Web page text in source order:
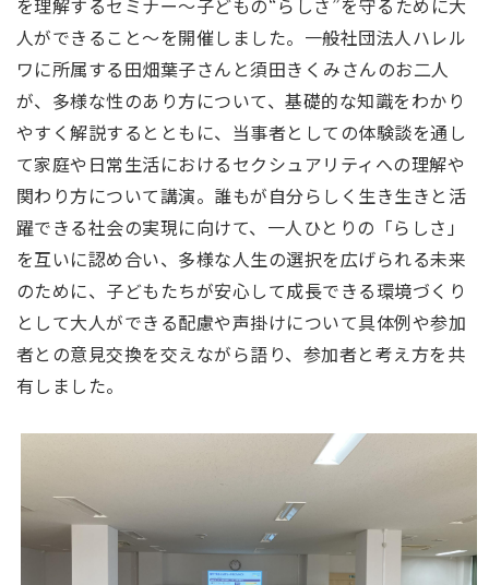
人ができること～を開催しました。一般社団法人ハレル
ワに所属する田畑葉子さんと須田きくみさんのお二人
が、多様な性のあり方について、基礎的な知識をわかり
やすく解説するとともに、当事者としての体験談を通し
て家庭や日常生活におけるセクシュアリティへの理解や
関わり方について講演。誰もが自分らしく生き生きと活
躍できる社会の実現に向けて、一人ひとりの「らしさ」
を互いに認め合い、多様な人生の選択を広げられる未来
のために、子どもたちが安心して成長できる環境づくり
として大人ができる配慮や声掛けについて具体例や参加
者との意見交換を交えながら語り、参加者と考え方を共
有しました。